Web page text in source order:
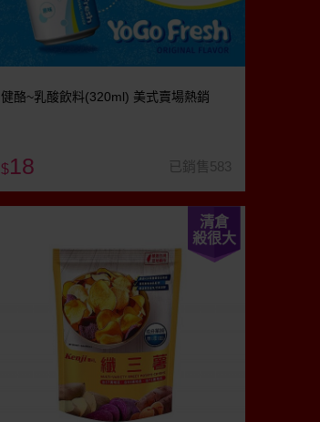
健酪~乳酸飲料(320ml) 美式賣場熱銷
$18 已銷售583
清倉
殺很大